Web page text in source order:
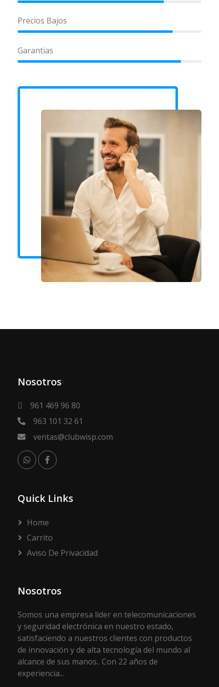
Precios Bajos
Garantias
Nosotros
961 469 96 80
963 101 32 61
ventas@clubwisp.com
Quick Links
Home
Carrito
Aviso De Privacidad
Nosotros
Somos una empresa líder en telecomunicaciones
y seguridad electrónica en nuestro estado,
satisfaciendo a nuestros clientes con productos
de innovación y de alta tecnología del mundo al
alcance de sus manos.. Con 22 años de
experiencia...